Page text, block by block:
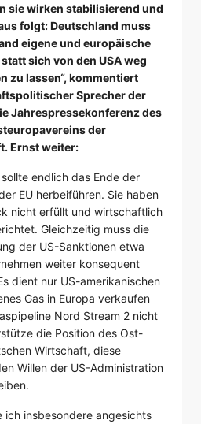
sie wirken stabilisierend und
folgt: Deutschland muss
eigene und europäische
sich von den USA weg
zu lassen“, kommentiert
Sprecher der
Jahrespressekonferenz des
der
Ernst weiter:
endlich das Ende der
EU herbeiführen. Sie haben
nicht erfüllt und wirtschaftlich
Gleichzeitig muss die
der US-Sanktionen etwa
weiter konsequent
dient nur US-amerikanischen
Gas in Europa verkaufen
Nord Stream 2 nicht
die Position des Ost-
Wirtschaft, diese
Willen der US-Administration
insbesondere angesichts